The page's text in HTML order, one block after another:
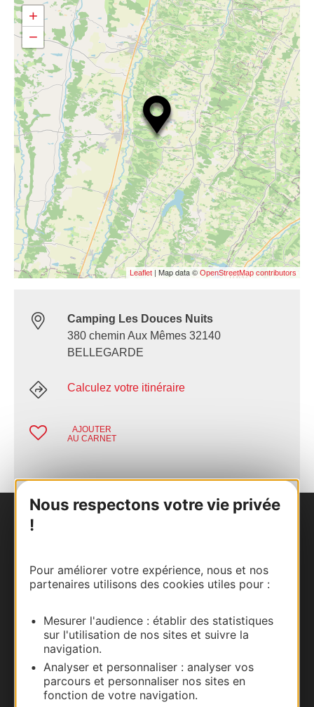
Nous respectons votre vie privée
!
Pour améliorer votre expérience, nous et nos
partenaires utilisons des cookies utiles pour :
Mesurer l'audience : établir des statistiques
sur l'utilisation de nos sites et suivre la
navigation.
Analyser et personnaliser : analyser vos
parcours et personnaliser nos sites en
fonction de votre navigation.
+
−
Leaflet | Map data © OpenStreetMap contributors
Camping Les Douces Nuits
380 chemin Aux Mêmes 32140
BELLEGARDE
Calculez votre itinéraire
AJOUTER
AU CARNET